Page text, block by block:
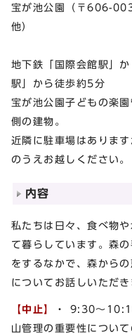
宝が池公園（〒606-
他）
地下鉄「国際会館駅」
駅」から徒歩約5分
宝が池公園子どもの楽
側の建物。
近隣に駐車場はありま
のうえお越しください。
内容
私たちは日々、食べ物
て暮らしています。森
をするなかで、森から
についてお話しいただき
【中止】
・ 9:30～
山管理の重要性につい